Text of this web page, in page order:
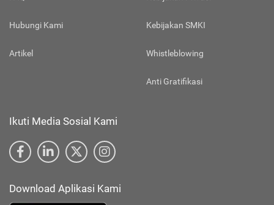
Hubungi Kami
Artikel
Kebijakan SMKI
Whistleblowing
Anti Gratifikasi
Ikuti Media Sosial Kami
Download Aplikasi Kami